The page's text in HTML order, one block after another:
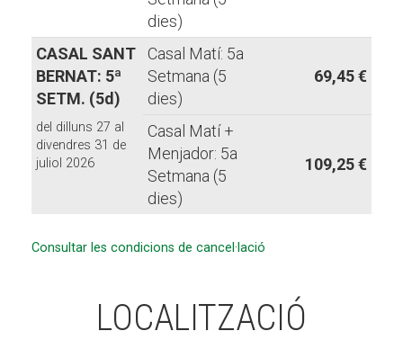
dies)
CASAL SANT
BERNAT: 5ª
SETM. (5d)
del dilluns 27 al
divendres 31 de
juliol 2026
Casal Matí: 5a
Setmana (5
dies)
69,45 €
Casal Matí +
Menjador: 5a
Setmana (5
dies)
109,25 €
Consultar les condicions de cancel·lació
LOCALITZACIÓ